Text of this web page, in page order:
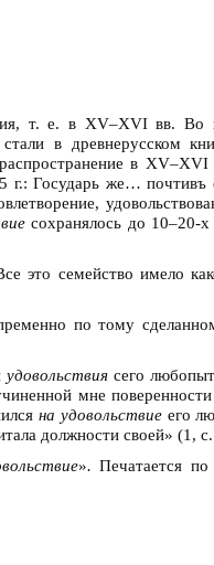
т. е. в XV–XVI вв. Во
стали в древнерусском
в
г.: Государь же… почтивъ
сохранялось до 10–20-
это семейство имело
по тому
удовольствия сего
мне
на удовольствиеего
должности своей» (1,
». Печатается